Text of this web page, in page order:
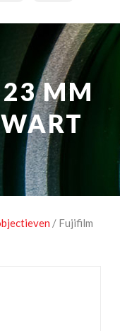
MM
/ Fujifilm